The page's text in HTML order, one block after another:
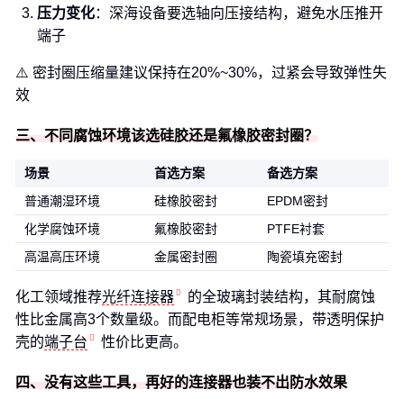
压力变化：深海设备要选轴向压接结构，避免水压推开
端子
⚠️ 密封圈压缩量建议保持在20%~30%，过紧会导致弹性失
效
三、不同腐蚀环境该选硅胶还是氟橡胶密封圈？
场景 首选方案
备选方案
普通潮湿环境
硅橡胶密封
EPDM密封
化学腐蚀环境
氟橡胶密封
PTFE衬套
高温高压环境
金属密封圈 陶瓷填充密封
化工领域推荐光纤连接器
的全玻璃封装结构，其耐腐蚀
性比金属高3个数量级。而配电柜等常规场景，带透明保护
壳的端子台 性价比更高。
四、没有这些工具，再好的连接器也装不出防水效果